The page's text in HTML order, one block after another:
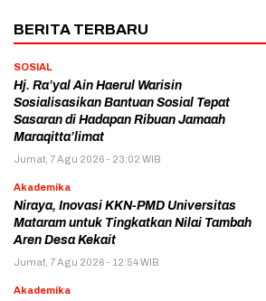
BERITA TERBARU
SOSIAL
Hj. Ra’yal Ain Haerul Warisin
Sosialisasikan Bantuan Sosial Tepat
Sasaran di Hadapan Ribuan Jamaah
Maraqitta’limat
Jumat, 7 Agu 2026 - 23:02 WIB
Akademika
Niraya, Inovasi KKN-PMD Universitas
Mataram untuk Tingkatkan Nilai Tambah
Aren Desa Kekait
Jumat, 7 Agu 2026 - 12:54 WIB
Akademika